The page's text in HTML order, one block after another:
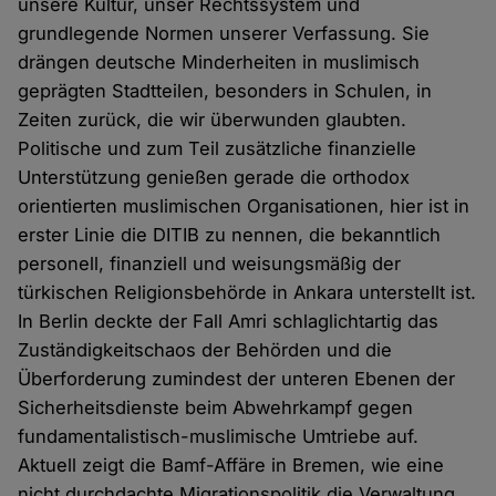
unsere Kultur, unser Rechtssystem und
grundlegende Normen unserer Verfassung. Sie
drängen deutsche Minderheiten in muslimisch
geprägten Stadtteilen, besonders in Schulen, in
Zeiten zurück, die wir überwunden glaubten.
Politische und zum Teil zusätzliche finanzielle
Unterstützung genießen gerade die orthodox
orientierten muslimischen Organisationen, hier ist in
erster Linie die DITIB zu nennen, die bekanntlich
personell, finanziell und weisungsmäßig der
türkischen Religionsbehörde in Ankara unterstellt ist.
In Berlin deckte der Fall Amri schlaglichtartig das
Zuständigkeitschaos der Behörden und die
Überforderung zumindest der unteren Ebenen der
Sicherheitsdienste beim Abwehrkampf gegen
fundamentalistisch-muslimische Umtriebe auf.
Aktuell zeigt die Bamf-Affäre in Bremen, wie eine